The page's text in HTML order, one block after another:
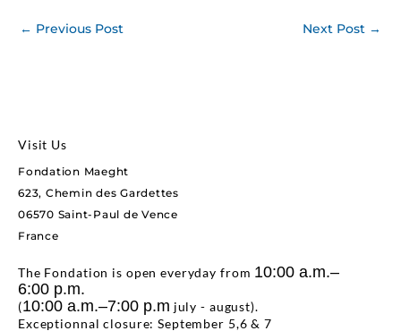
← Previous Post Next Post →
Visit Us
Fondation Maeght
623, Chemin des Gardettes
06570 Saint-Paul de Vence
France
The Fondation is open everyday from 10:00 a.m.–
6:00 p.m.
(10:00 a.m.–7:00 p.m july - august).
Exceptionnal closure: September 5,6 & 7